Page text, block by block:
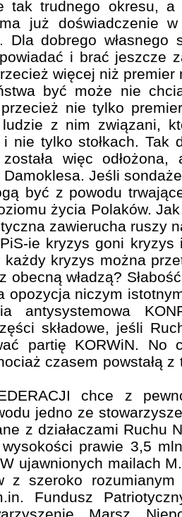
tak trudnego okresu, a
już doświadczenie
Dla dobrego własnego
i brać jeszcze
więcej niż premier
być może nie
nie tylko
ludzie z nim związani,
nie tylko stołkach. Tak
więc
Jeśli
być z powodu
życia Polaków.
zawierucha ruszy
ie kryzys goni
każdy kryzys można
obecną władzą?
opozycja niczym
składowe, jeśli
partię KORWiN.
czasem powstałą
chce z
jedno ze
z działaczami Ruchu
prawie 3,5
ujawnionych mailach
z szeroko
Fundusz